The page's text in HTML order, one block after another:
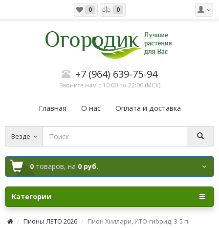
0 0
+7 (964) 639-75-94
Звоните нам с 10:00 по 22:00 (МСК)
Главная О нас Оплата и доставка
Везде
0 товаров, на 0 руб.
Категории
Пионы ЛЕТО 2026 Пион Хиллари, ИТО-гибрид, 3-5 п